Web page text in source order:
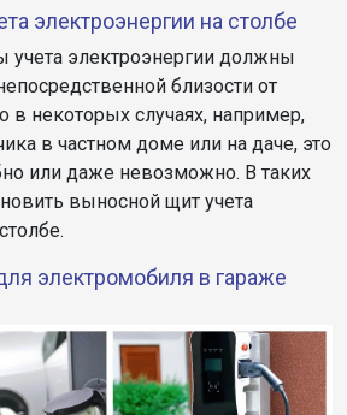
электроэнергии на столбе
учета электроэнергии должны
близости от
в некоторых случаях, например,
в частном доме или на даче, это
или даже невозможно. В таких
выносной щит учета
электромобиля в гараже